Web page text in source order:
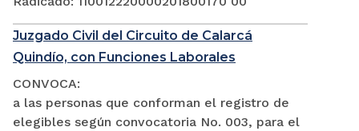
Juzgado Civil del Circuito de Calarcá
Quindío, con Funciones Laborales
CONVOCA:
a las personas que conforman el registro de
elegibles según convocatoria No. 003, para el